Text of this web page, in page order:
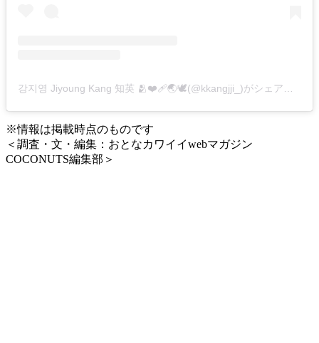
강지영 Jiyoung Kang 知英 🫂❤️‍🩹🌏🕊️(@kkangjji_)がシェアした投稿
※情報は掲載時点のものです
＜調査・文・編集：おとなカワイイwebマガジン
COCONUTS編集部＞